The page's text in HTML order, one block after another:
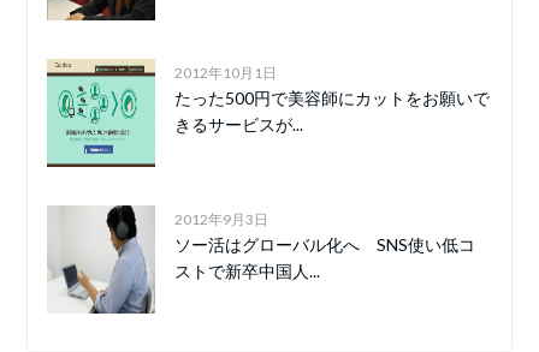
2012年10月1日
たった500円で美容師にカットをお願いで
きるサービスが...
2012年9月3日
ソー活はグローバル化へ SNS使い低コ
ストで新卒中国人...